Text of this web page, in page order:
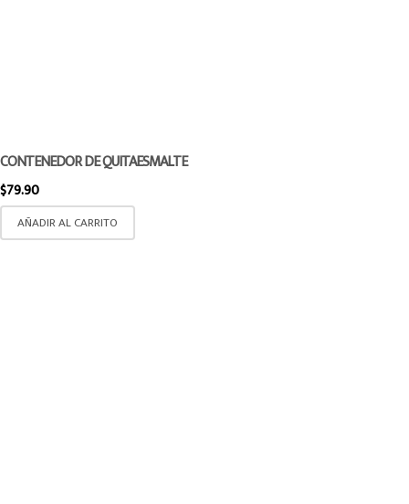
CONTENEDOR DE QUITAESMALTE
$79.90
AÑADIR AL CARRITO